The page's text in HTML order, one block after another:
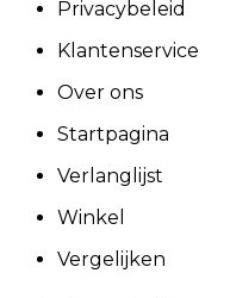
Privacybeleid
Klantenservice
Over ons
Startpagina
Verlanglijst
Winkel
Vergelijken